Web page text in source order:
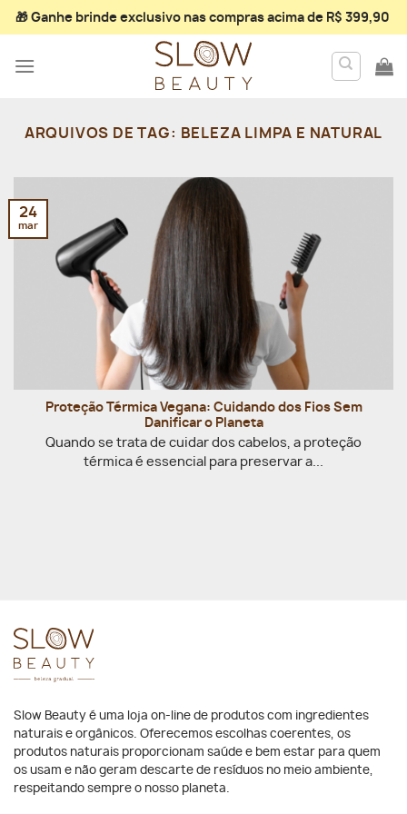
Skip
to
🎁 Ganhe brinde exclusivonas compras acima de R$ 399,90
ARQUIVOS DE TAG: BELEZA LIMPA E NATURAL
Proteção Térmica Vegana: Cuidando dos Fios Sem
Danificar o Planeta
Quando se trata de cuidar dos cabelos, a proteção
térmica é essencial para preservar a...
24
mar
Slow Beauty é uma loja on-line de produtos com ingredientes
naturais e orgânicos. Oferecemos escolhas coerentes, os
produtos naturais proporcionam saúde e bem estar para quem
os usam e não geram descarte de resíduos no meio ambiente,
respeitando sempre o nosso planeta.